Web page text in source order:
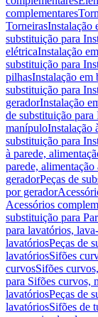
complementares
TorneirasInstalação
substituição para
elétricaInstalação
substituição para
pilhasInstalação em
substituição para
geradorInstalação
de substituição
manípuloInstalação
substituição para
à parede,
parede, alimentação
geradorPeças de
por gerador
Acessórios
substituição para
para lavatórios,
lavatóriosPeças de
lavatóriosSifões
curvosSifões
para Sifões curvos,
lavatóriosPeças de
lavatóriosSifões de